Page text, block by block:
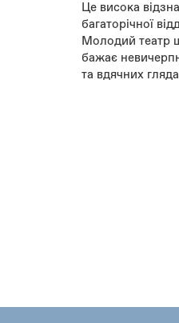
Це висока
багаторічної
Молодий театр
бажає
та вдячних